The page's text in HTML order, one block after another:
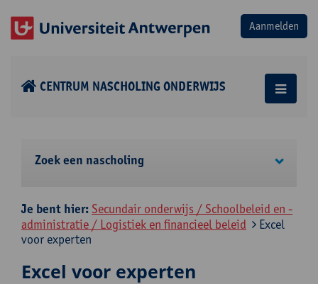
CENTRUM NASCHOLING ONDERWIJS
Zoek een nascholing
Je bent hier: Secundair onderwijs / Schoolbeleid en -
administratie / Logistiek en financieel beleid
Excel
voor experten
Excel voor experten